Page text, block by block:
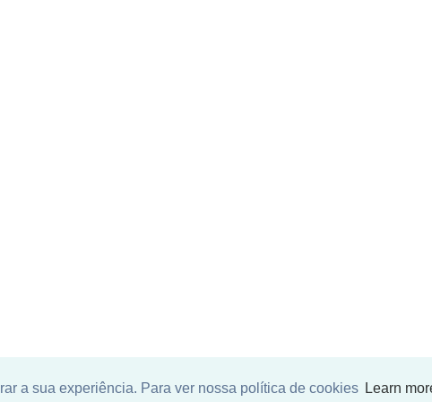
a sua experiência. Para ver nossa política de cookies Learn